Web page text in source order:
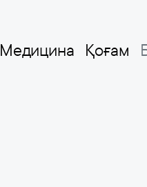
Медицина Қоғам